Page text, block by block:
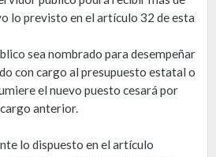
lo previsto en el artículo 32 de esta
sea nombrado para desempeñar
con cargo al presupuesto estatal o
el nuevo puesto cesará por
anterior.
lo dispuesto en el artículo